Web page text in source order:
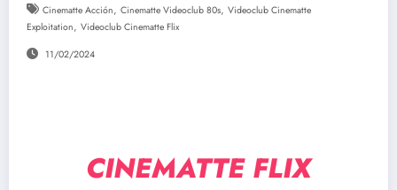
Cinematte Acción, Cinematte Videoclub 80s, Videoclub Cinematte
Exploitation, Videoclub Cinematte Flix
11/02/2024
CINEMATTE FLIX